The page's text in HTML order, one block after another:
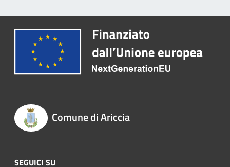
Comune di Ariccia
SEGUICI SU